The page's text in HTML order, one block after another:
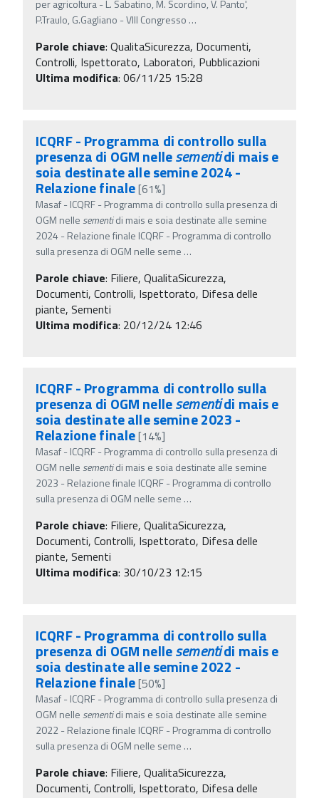
per agricoltura - L. Sabatino, M. Scordino, V. Panto',
P.Traulo, G.Gagliano - VIII Congresso …
Parole chiave: QualitaSicurezza, Documenti,
Controlli, Ispettorato, Laboratori, Pubblicazioni
Ultima modifica: 06/11/25 15:28
ICQRF - Programma di controllo sulla
presenza di OGM nellesementidi mais e
soia destinate alle semine 2024 -
Relazione finale[61%]
Masaf - ICQRF - Programma di controllo sulla presenza di
OGM nelle sementidi mais e soia destinate alle semine
2024 - Relazione finale ICQRF - Programma di controllo
sulla presenza di OGM nelle seme …
Parole chiave: Filiere, QualitaSicurezza,
Documenti, Controlli, Ispettorato, Difesa delle
piante, Sementi
Ultima modifica: 20/12/24 12:46
ICQRF - Programma di controllo sulla
presenza di OGM nellesementidi mais e
soia destinate alle semine 2023 -
Relazione finale[14%]
Masaf - ICQRF - Programma di controllo sulla presenza di
OGM nelle sementidi mais e soia destinate alle semine
2023 - Relazione finale ICQRF - Programma di controllo
sulla presenza di OGM nelle seme …
Parole chiave: Filiere, QualitaSicurezza,
Documenti, Controlli, Ispettorato, Difesa delle
piante, Sementi
Ultima modifica: 30/10/23 12:15
ICQRF - Programma di controllo sulla
presenza di OGM nellesementidi mais e
soia destinate alle semine 2022 -
Relazione finale[50%]
Masaf - ICQRF - Programma di controllo sulla presenza di
OGM nelle sementidi mais e soia destinate alle semine
2022 - Relazione finale ICQRF - Programma di controllo
sulla presenza di OGM nelle seme …
Parole chiave: Filiere, QualitaSicurezza,
Documenti, Controlli, Ispettorato, Difesa delle